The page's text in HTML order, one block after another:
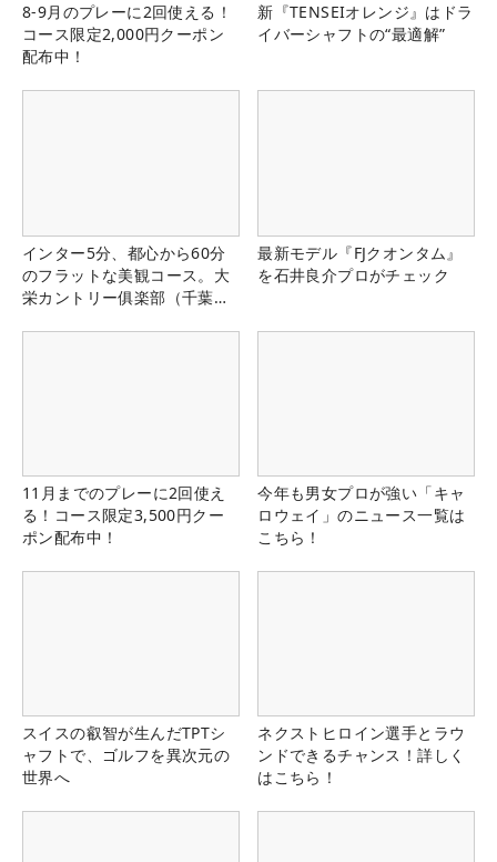
8-9月のプレーに2回使える！
コース限定2,000円クーポン
配布中！
新『TENSEIオレンジ』はドラ
イバーシャフトの“最適解”
インター5分、都心から60分
のフラットな美観コース。大
栄カントリー俱楽部（千葉
最新モデル『FJクオンタム』
を石井良介プロがチェック
11月までのプレーに2回使え
る！コース限定3,500円クー
ポン配布中！
今年も男女プロが強い「キャ
ロウェイ」のニュース一覧は
こちら！
スイスの叡智が生んだTPTシ
ャフトで、ゴルフを異次元の
世界へ
ネクストヒロイン選手とラウ
ンドできるチャンス！詳しく
はこちら！